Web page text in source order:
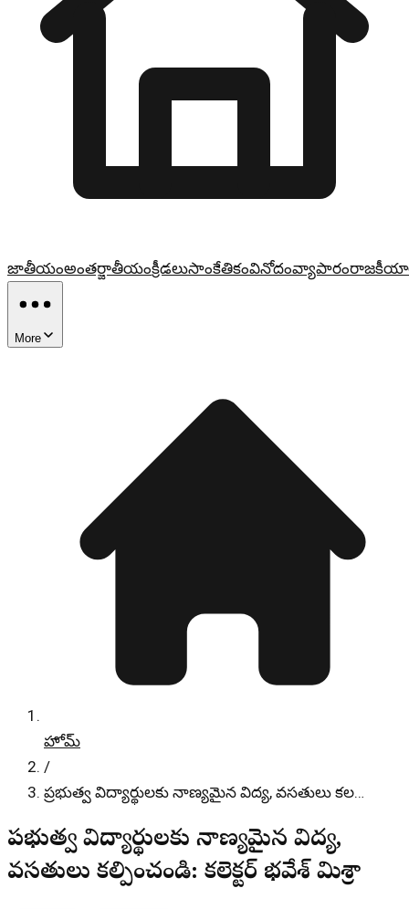
జాతీయంఅంతర్జాతీయంక్రీడలుసాంకేతికంవినోదంవ్యాపారం
More
హోమ్
/
ప్రభుత్వ విద్యార్థులకు నాణ్యమైన విద్య, వసతులు కల…
ప్రభుత్వ విద్యార్థులకు నాణ్యమైన విద్య,
వసతులు కల్పించండి: కలెక్టర్ భవేశ్ మిశ్రా